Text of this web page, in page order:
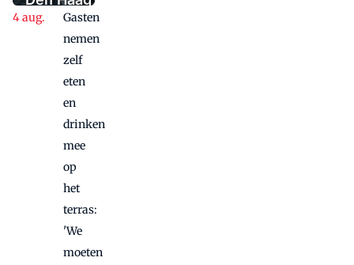
van Nederland
kijkt na
toekomst:
'Waar
hecht de
gast écht
waarde
Gasten
nemen
zelf
eten
en
drinken
mee
op
het
terras:
'We
moeten